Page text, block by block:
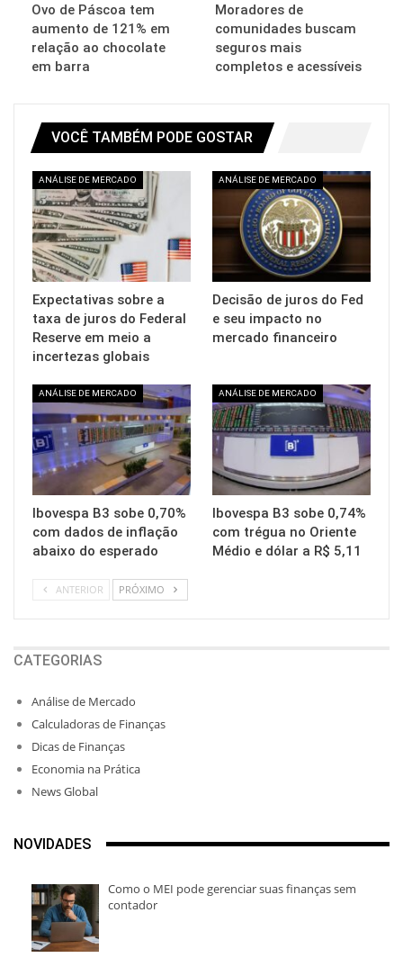
Ovo de Páscoa tem
aumento de 121% em
relação ao chocolate
em barra
Moradores de
comunidades buscam
seguros mais
completos e acessíveis
VOCÊ TAMBÉM PODE GOSTAR
ANÁLISE DE MERCADO
Expectativas sobre a
taxa de juros do Federal
Reserve em meio a
incertezas globais
ANÁLISE DE MERCADO
Decisão de juros do Fed
e seu impacto no
mercado financeiro
ANÁLISE DE MERCADO
Ibovespa B3 sobe 0,70%
com dados de inflação
abaixo do esperado
ANÁLISE DE MERCADO
Ibovespa B3 sobe 0,74%
com trégua no Oriente
Médio e dólar a R$ 5,11
ANTERIOR PRÓXIMO
CATEGORIAS
Análise de Mercado
Calculadoras de Finanças
Dicas de Finanças
Economia na Prática
News Global
NOVIDADES
Como o MEI pode gerenciar suas finanças sem
contador